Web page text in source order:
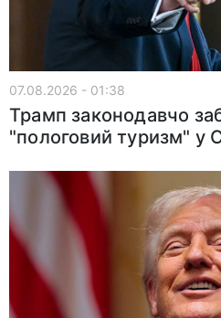
07.08.2026 - 01:38
Трамп законодавчо
"пологовий туризм" у